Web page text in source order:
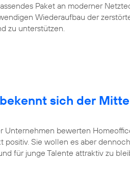
Paket an moderner
Wiederaufbau der
zu unterstützen.
sich der
Unternehmen bewerten
positiv. Sie wollen es aber
für junge Talente attraktiv zu